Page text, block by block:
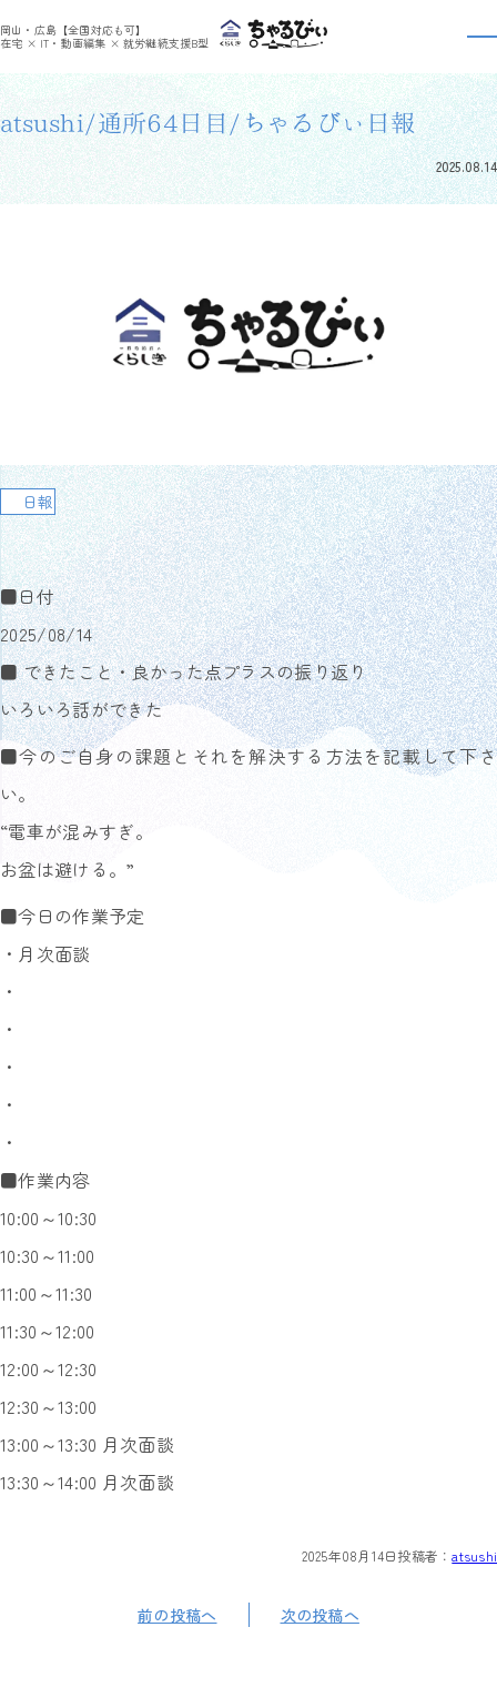
岡山・広島【全国対応も可】
在宅 × IT・動画編集 × 就労継続支援B型
利用者さんの日報 >
利用者さんの日報
atsushi/通所64日目/ちゃるびぃ日報
2025.08.14
日報
■日付
2025/08/14
■ できたこと・良かった点プラスの振り返り
いろいろ話ができた
■今のご自身の課題とそれを解決する方法を記載して下さ
い。
“電車が混みすぎ。
お盆は避ける。”
■今日の作業予定
・月次面談
・
・
・
・
・
■作業内容
10:00～10:30
10:30～11:00
11:00～11:30
11:30～12:00
12:00～12:30
12:30～13:00
13:00～13:30 月次面談
13:30～14:00 月次面談
2025年08月14日投稿者：atsushi
前の投稿へ 次の投稿へ